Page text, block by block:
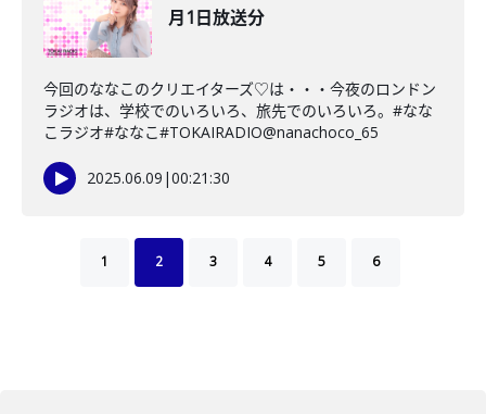
月1日放送分
今回のななこのクリエイターズ♡は・・・今夜のロンドン
ラジオは、学校でのいろいろ、旅先でのいろいろ。#なな
こラジオ#ななこ#TOKAIRADIO@nanachoco_65
2025.06.09 |00:21:30
1 2 3 4 5 6